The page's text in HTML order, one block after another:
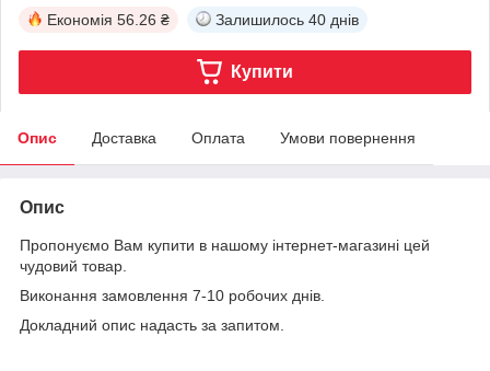
Економія 56.26 ₴ Залишилось 40 днів
Купити
Опис Доставка Оплата Умови повернення
Опис
Пропонуємо Вам купити в нашому інтернет-магазині цей
чудовий товар.
Виконання замовлення 7-10 робочих днів.
Докладний опис надасть за запитом.